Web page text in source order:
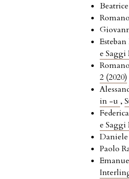
e
2 (2020)
in -u ,
e
Paolo